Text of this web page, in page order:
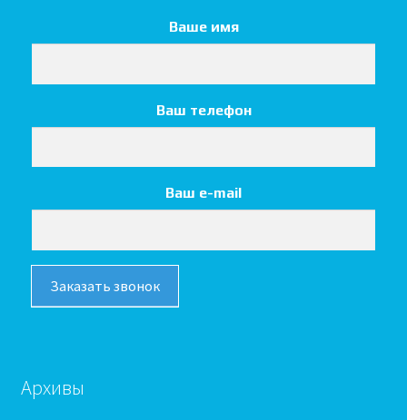
Ваше имя
Ваш телефон
Ваш e-mail
Заказать звонок
Архивы